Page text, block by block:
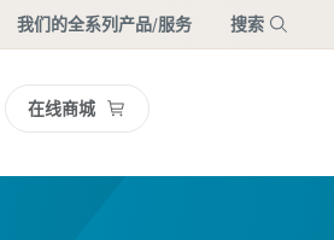
我们的全系列产品/服务 搜索
在线商城